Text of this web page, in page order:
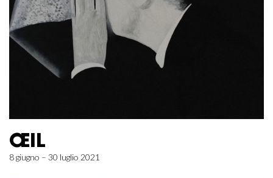
ŒIL
8 giugno – 30 luglio 2021